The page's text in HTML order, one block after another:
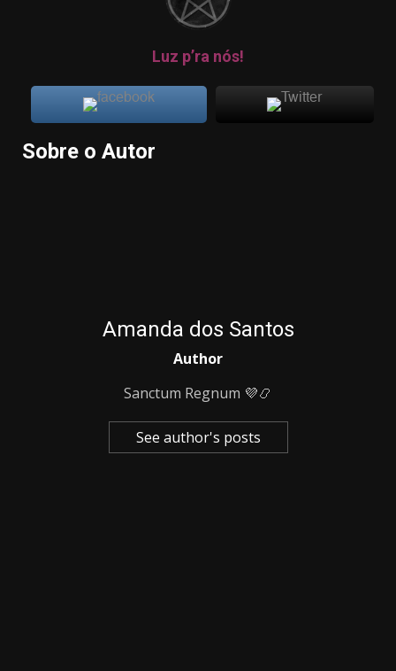
Luz p’ra nós!
Sobre o Autor
Amanda dos Santos
Author
Sanctum Regnum 💜📿
See author's posts